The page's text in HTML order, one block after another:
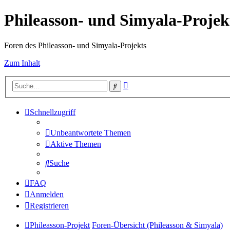
Phileasson- und Simyala-
Foren des Phileasson- und Simyala-Projekts
Zum Inhalt
Suche
Schnellzugriff
Unbeantwortete Themen
Aktive Themen
Suche
FAQ
Anmelden
Registrieren
Phileasson-Projekt Foren-Übersicht (Phileasson & Simyala)